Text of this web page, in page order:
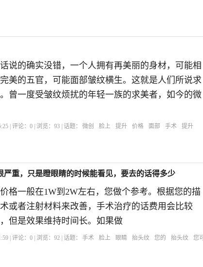
说的确实没错，一个人拥有再美丽的身材，可能相
美的五官，可能面部皱纹横生。这就是人们所说求
曾一度受皱纹烦扰的年轻一族的求美者，如今的微
| 评论：0 | 浏览：93 | 话题： 微创 脸上 提升 价格 面部 手术 提升
重，只是瞪眼睛的时候能看见，要去的话得多少
格一般在1W到2W左右，您做个参考。根据您的描
或者注射材料来改善，手术治疗的话费用会比较
但是效果维持时间长。如果做
| 评论：0 | 浏览：92 | 话题： 手术 脸上 眼睛 抬头纹 您的 抬头纹
您可